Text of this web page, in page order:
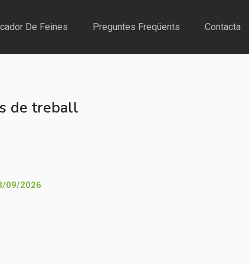
De Feines Preguntes Freqüents Contacta
de treball
09/2026